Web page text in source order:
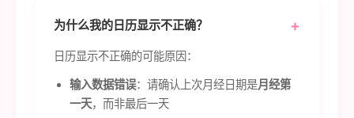
为什么我的日历显示不正确？
日历显示不正确的可能原因：
输入数据错误：请确认上次月经日期是月经第
一天，而非最后一天